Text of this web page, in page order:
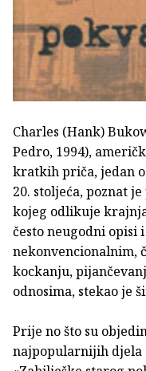
Charles (Hank)
Pedro, 1994),
kratkih priča, jedan
20. stoljeća, poznat
kojeg odlikuje
često neugodni opisi
nekonvencionalnim,
kockanju,
odnosima, stekao je
Prije no što su
najpopularnijih djela